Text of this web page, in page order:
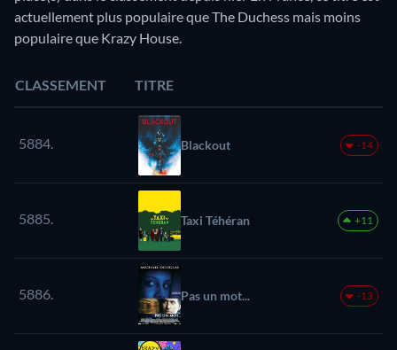
actuellement plus populaire que The Duchess mais moins
populaire que Krazy House.
CLASSEMENT TITRE
5884. Blackout -14
5885. Taxi Téhéran +11
5886. Pas un mot... -13